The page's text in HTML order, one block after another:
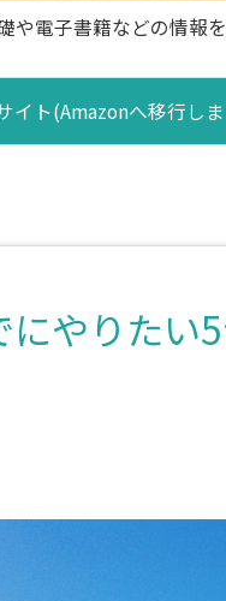
や電子書籍などの情報
イト(Amazonへ移行し
やりたい